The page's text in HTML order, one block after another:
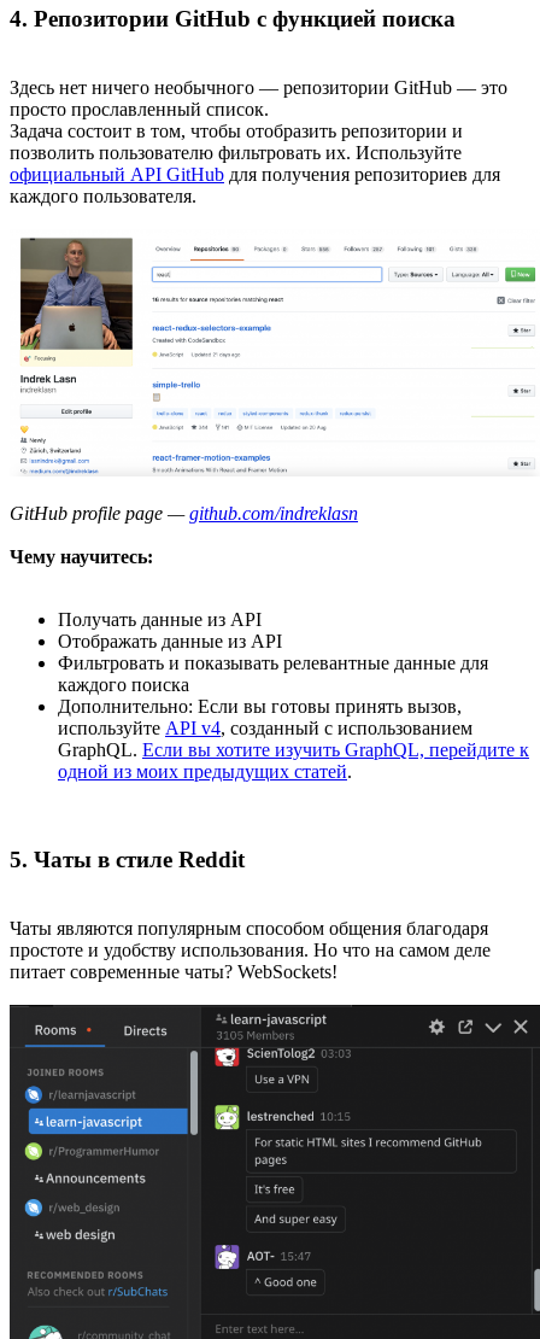
4. Репозитории GitHub с функцией поиска
Здесь нет ничего необычного — репозитории GitHub — это
просто прославленный список.
Задача состоит в том, чтобы отобразить репозитории и
позволить пользователю фильтровать их. Используйте
официальный API GitHub для получения репозиториев для
каждого пользователя.
GitHub profile page —github.com/indreklasn
Чему научитесь:
Получать данные из API
Отображать данные из API
Фильтровать и показывать релевантные данные для
каждого поиска
Дополнительно: Если вы готовы принять вызов,
используйте API v4, созданный с использованием
GraphQL. Если вы хотите изучить GraphQL, перейдите к
одной из моих предыдущих статей.
5. Чаты в стиле Reddit
Чаты являются популярным способом общения благодаря
простоте и удобству использования. Но что на самом деле
питает современные чаты? WebSockets!